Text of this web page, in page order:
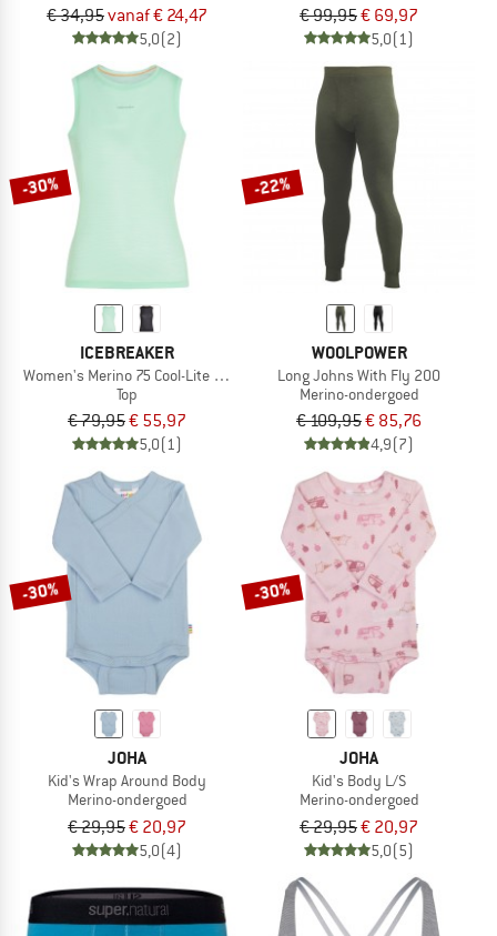
€ 34,95vanaf € 24,47
5,0(2)
€ 99,95€ 69,97
5,0(1)
-30%
ICEBREAKER
Women's Merino 75 Cool-Lite Featherlight Tank
Top
€ 79,95€ 55,97
5,0(1)
-22%
WOOLPOWER
Long Johns With Fly 200
Merino-ondergoed
€ 109,95€ 85,76
4,9(7)
-30%
JOHA
Kid's Wrap Around Body
Merino-ondergoed
€ 29,95€ 20,97
5,0(4)
-30%
JOHA
Kid's Body L/S
Merino-ondergoed
€ 29,95€ 20,97
5,0(5)